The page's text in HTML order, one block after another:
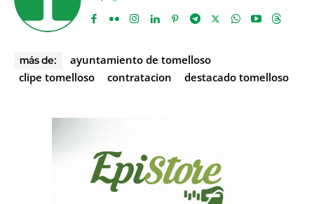
más de:
ayuntamiento de tomelloso
clipe tomelloso
contratacion destacado tomelloso